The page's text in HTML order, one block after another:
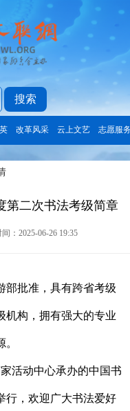
搜索
改革风采 云上文艺 志愿服
第二次书法考级简章
间：2025-06-26 19:35
部批准，具有跨省考级
机构，拥有强大的专业
活动中心承办的中国书
行，欢迎广大书法爱好